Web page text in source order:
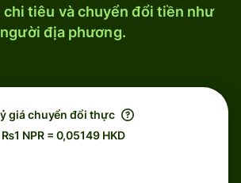
tiêu và chuyển đổi tiền như
người địa phương.
giá chuyển đổi thực
₨1 NPR = 0,05149 HKD